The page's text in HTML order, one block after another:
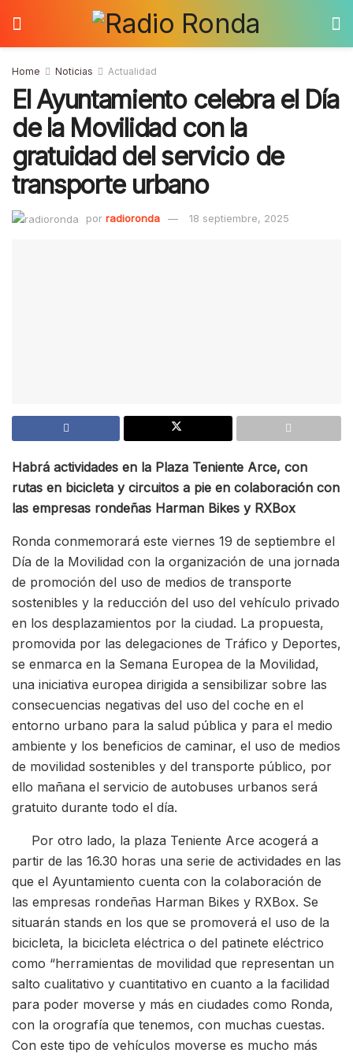
Home Noticias Actualidad
El Ayuntamiento celebra el Día
de la Movilidad con la
gratuidad del servicio de
transporte urbano
por radioronda 18 septiembre, 2025
Habrá actividades en la Plaza Teniente Arce, con
rutas en bicicleta y circuitos a pie en colaboración con
las empresas rondeñas Harman Bikes y RXBox
Ronda conmemorará este viernes 19 de septiembre el
Día de la Movilidad con la organización de una jornada
de promoción del uso de medios de transporte
sostenibles y la reducción del uso del vehículo privado
en los desplazamientos por la ciudad. La propuesta,
promovida por las delegaciones de Tráfico y Deportes,
se enmarca en la Semana Europea de la Movilidad,
una iniciativa europea dirigida a sensibilizar sobre las
consecuencias negativas del uso del coche en el
entorno urbano para la salud pública y para el medio
ambiente y los beneficios de caminar, el uso de medios
de movilidad sostenibles y del transporte público, por
ello mañana el servicio de autobuses urbanos será
gratuito durante todo el día.
Por otro lado, la plaza Teniente Arce acogerá a
partir de las 16.30 horas una serie de actividades en las
que el Ayuntamiento cuenta con la colaboración de
las empresas rondeñas Harman Bikes y RXBox. Se
situarán stands en los que se promoverá el uso de la
bicicleta, la bicicleta eléctrica o del patinete eléctrico
como “herramientas de movilidad que representan un
salto cualitativo y cuantitativo en cuanto a la facilidad
para poder moverse y más en ciudades como Ronda,
con la orografía que tenemos, con muchas cuestas.
Con este tipo de vehículos moverse es mucho más